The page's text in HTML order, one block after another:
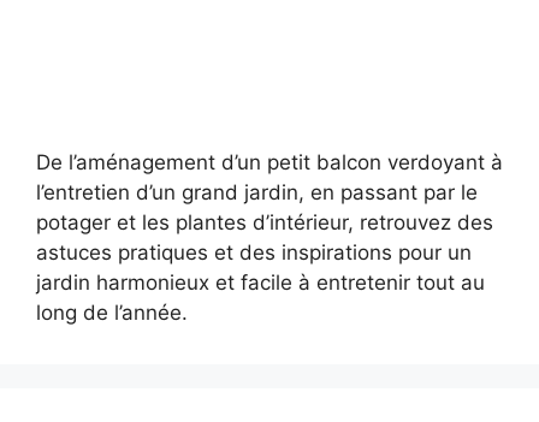
De l’aménagement d’un petit balcon verdoyant à
l’entretien d’un grand jardin, en passant par le
potager et les plantes d’intérieur, retrouvez des
astuces pratiques et des inspirations pour un
jardin harmonieux et facile à entretenir tout au
long de l’année.